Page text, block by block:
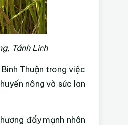
Tánh Linh
Thuận trong việc
nông và sức lan
đẩy mạnh nhân